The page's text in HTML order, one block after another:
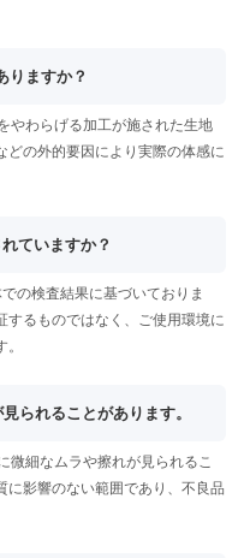
りますか？
やわらげる加工が施された生地
どの外的要因により実際の体感に
ていますか？
の検査結果に基づいておりま
するものではなく、ご使用環境に
られることがあります。
微細なムラや擦れが見られるこ
に影響のない範囲であり、不良品